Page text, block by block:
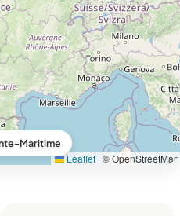
Leaflet | © OpenStreetMap
Maritime